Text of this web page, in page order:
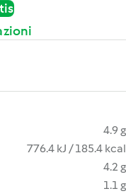
4.9 g
776.4 kJ / 185.4 kcal
4.2 g
1.1 g